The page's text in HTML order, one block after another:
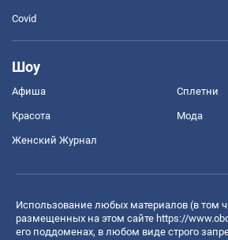
Covid
Шоу
Афиша Сплетни
Красота Мода
Женский Журнал
Использование любых материалов (в том
размещенных на этом сайте https://
его поддоменах, в любом виде строго